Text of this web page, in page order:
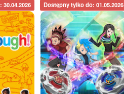
Dostępny tylko do: 01.05.2026